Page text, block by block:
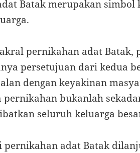
Batak merupakan simbol
pernikahan adat Batak,
persetujuan dari kedua
dengan keyakinan
pernikahan bukanlah
seluruh keluarga
pernikahan adat Batak